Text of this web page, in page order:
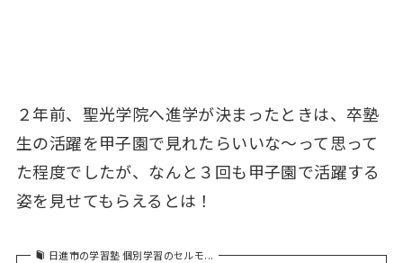
２年前、聖光学院へ進学が決まったときは、卒塾
生の活躍を甲子園で見れたらいいな～って思って
た程度でしたが、なんと３回も甲子園で活躍する
姿を見せてもらえるとは！
日進市の学習塾 個別学習のセルモ...